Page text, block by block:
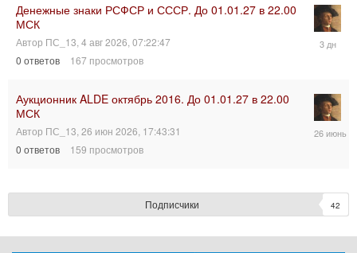
Денежные знаки РСФСР и СССР. До 01.01.27 в 22.00
МСК
Автор ПС_13 4 авг 2026, 07:22:47
0 ответов 167 просмотров
авг
Аукционник ALDE октябрь 2016. До 01.01.27 в 22.00
МСК
Автор ПС_13 26 июн 2026, 17:43:31
0 ответов 159 просмотров
26
Подписчики 42